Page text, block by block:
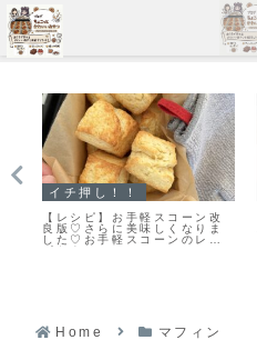
イチ押し！！
【レシピ】お手軽スコーン改
良版♡さらに美味しくなりま
した♡お手軽スコーンのレシ
ピだよ！
Home マフィン
メニュー